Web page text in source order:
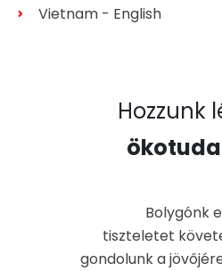
Vietnam - English
Hozzunk
Bolygónk
tiszteletet
gondolunk a